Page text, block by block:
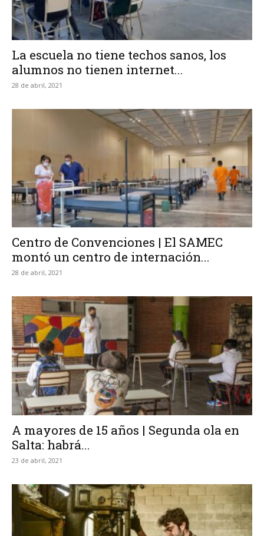
La escuela no tiene techos sanos, los
alumnos no tienen internet...
28 de abril, 2021
Centro de Convenciones | El SAMEC
montó un centro de internación...
28 de abril, 2021
A mayores de 15 años | Segunda ola en
Salta: habrá...
23 de abril, 2021